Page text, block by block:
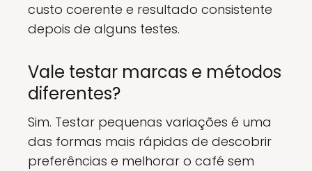
custo coerente e resultado consistente
depois de alguns testes.
Vale testar marcas e métodos
diferentes?
Sim. Testar pequenas variações é uma
das formas mais rápidas de descobrir
preferências e melhorar o café sem